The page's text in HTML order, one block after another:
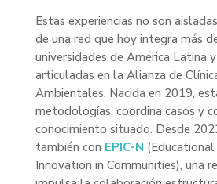
Estas experiencias no son
de una red que hoy integra más
universidades de América Latina
articuladas en la Alianza de
Ambientales. Nacida en 2019,
metodologías, coordina casos y
conocimiento situado. Desde
también con EPIC-N
Innovation in Communities), una